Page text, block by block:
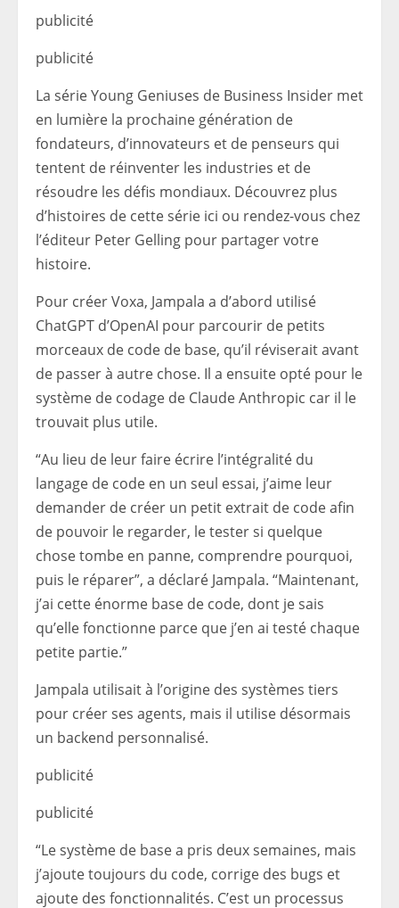
publicité
publicité
La série Young Geniuses de Business Insider met
en lumière la prochaine génération de
fondateurs, d’innovateurs et de penseurs qui
tentent de réinventer les industries et de
résoudre les défis mondiaux. Découvrez plus
d’histoires de cette série ici ou rendez-vous chez
l’éditeur Peter Gelling pour partager votre
histoire.
Pour créer Voxa, Jampala a d’abord utilisé
ChatGPT d’OpenAI pour parcourir de petits
morceaux de code de base, qu’il réviserait avant
de passer à autre chose. Il a ensuite opté pour le
système de codage de Claude Anthropic car il le
trouvait plus utile.
“Au lieu de leur faire écrire l’intégralité du
langage de code en un seul essai, j’aime leur
demander de créer un petit extrait de code afin
de pouvoir le regarder, le tester si quelque
chose tombe en panne, comprendre pourquoi,
puis le réparer”, a déclaré Jampala. “Maintenant,
j’ai cette énorme base de code, dont je sais
qu’elle fonctionne parce que j’en ai testé chaque
petite partie.”
Jampala utilisait à l’origine des systèmes tiers
pour créer ses agents, mais il utilise désormais
un backend personnalisé.
publicité
publicité
“Le système de base a pris deux semaines, mais
j’ajoute toujours du code, corrige des bugs et
ajoute des fonctionnalités. C’est un processus